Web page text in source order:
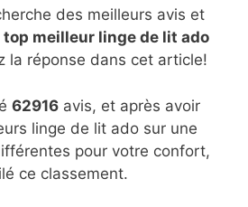
des meilleurs avis et
top meilleur linge de lit ado
la réponse dans cet article!
62916 avis, et après avoir
linge de lit ado sur une
pour votre confort,
ce classement.